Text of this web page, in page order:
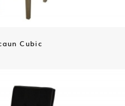
Cubic